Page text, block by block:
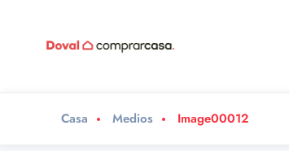
Casa Medios Image00012